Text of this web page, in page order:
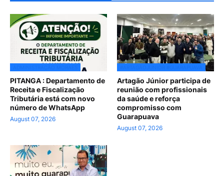
PITANGA : Departamento de
Receita e Fiscalização
Tributária está com novo
número de WhatsApp
August 07, 2026
Artagão Júnior participa de
reunião com profissionais
da saúde e reforça
compromisso com
Guarapuava
August 07, 2026